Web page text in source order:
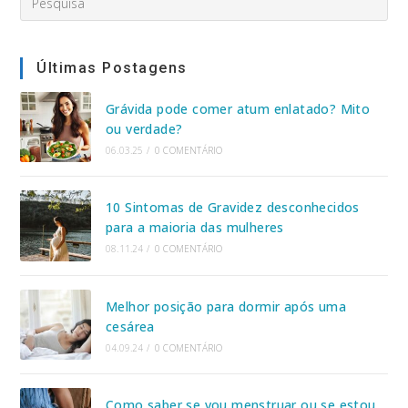
this
Últimas Postagens
Grávida pode comer atum enlatado? Mito
ou verdade?
06.03.25 / 0 COMENTÁRIO
10 Sintomas de Gravidez desconhecidos
para a maioria das mulheres
08.11.24 / 0 COMENTÁRIO
Melhor posição para dormir após uma
cesárea
04.09.24 / 0 COMENTÁRIO